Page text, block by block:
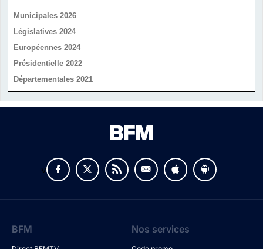
Municipales 2026
Législatives 2024
Européennes 2024
Présidentielle 2022
Départementales 2021
v
BFM Nos services